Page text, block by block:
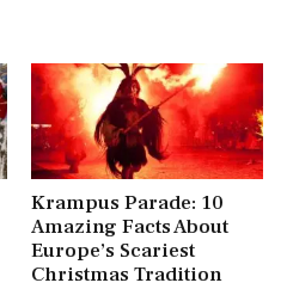
Krampus Parade: 10
Amazing Facts About
Europe’s Scariest
Christmas Tradition